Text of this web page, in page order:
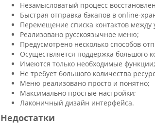
Незамысловатый процесс
Быстрая отправка бэкапов в online-
Перемещение списка контактов
Реализовано русскоязычное меню;
Предусмотрено несколько способов
Осуществляется поддержка большого
Имеются только необходимые функции;
Не требует большого количества
Меню реализовано просто и понятно;
Максимально простые настройки;
Лаконичный дизайн интерфейса.
Недостатки